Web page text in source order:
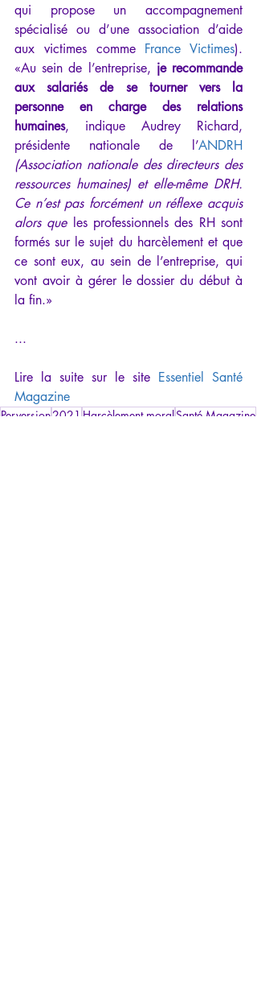
qui propose un accompagnement
spécialisé ou d’une association d’aide
aux victimes comme France Victimes).
«Au sein de l’entreprise, je recommande
aux salariés de se tourner vers la
personne en charge des relations
humaines, indique Audrey Richard,
présidente nationale de l’ANDRH
(Association nationale des directeurs des
ressources humaines) et elle-même DRH.
Ce n’est pas forcément un réflexe acquis
alors que les professionnels des RH sont
formés sur le sujet du harcèlement et que
ce sont eux, au sein de l’entreprise, qui
vont avoir à gérer le dossier du début à
la fin.»
...
Lire la suite sur le site Essentiel Santé
Magazine
Perversion2021 Harcèlement moralSanté Magazine